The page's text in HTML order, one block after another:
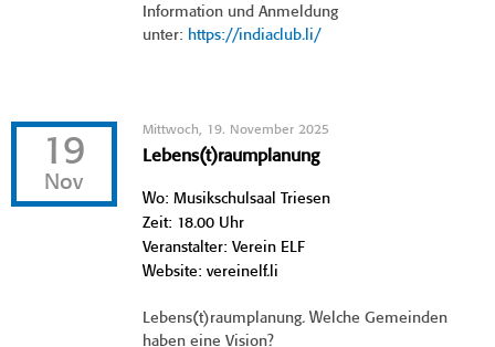
Information und Anmeldung
unter: https://indiaclub.li/
19
Nov
Mittwoch, 19. November 2025
Lebens(t)raumplanung
Wo: Musikschulsaal Triesen
Zeit: 18.00 Uhr
Veranstalter: Verein ELF
Website: vereinelf.li
Lebens(t)raumplanung. Welche Gemeinden
haben eine Vision?